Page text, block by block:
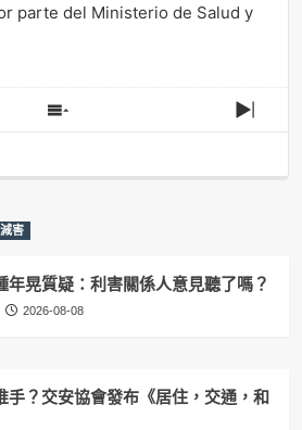
parte del Ministerio de Salud y
Show
Episodes
Next
害
晃質疑：利害關係人意見聽了嗎？
2026-08-08
手？交安協會發布《居住，交通，和